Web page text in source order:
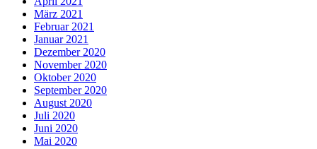
März 2021
Februar 2021
Januar 2021
Dezember 2020
November 2020
Oktober 2020
September 2020
August 2020
Juli 2020
Juni 2020
Mai 2020